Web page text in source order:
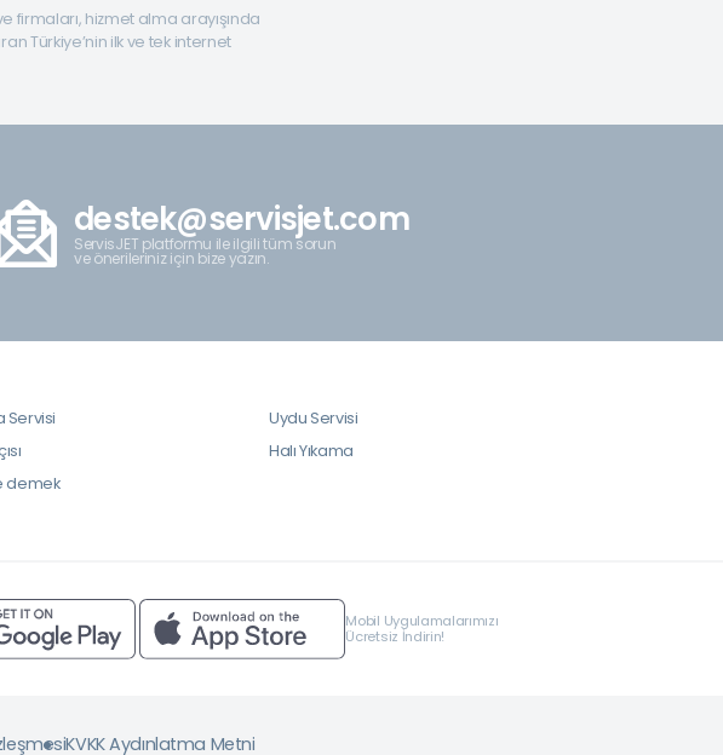
firmaları, hizmet alma arayışında
Türkiye’nin ilk ve tek internet
destek@servisjet.com
ServisJET platformu ile ilgili tüm sorun
ve önerileriniz için bize yazın.
Servisi
Uydu Servisi
Halı Yıkama
demek
Mobil Uygulamalarımızı
Ücretsiz İndirin!
KVKK Aydınlatma Metni